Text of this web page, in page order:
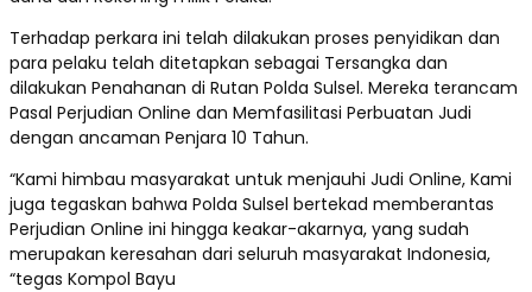
Terhadap perkara ini telah dilakukan proses penyidikan dan
para pelaku telah ditetapkan sebagai Tersangka dan
dilakukan Penahanan di Rutan Polda Sulsel. Mereka terancam
Pasal Perjudian Online dan Memfasilitasi Perbuatan Judi
dengan ancaman Penjara 10 Tahun.
“Kami himbau masyarakat untuk menjauhi Judi Online, Kami
juga tegaskan bahwa Polda Sulsel bertekad memberantas
Perjudian Online ini hingga keakar-akarnya, yang sudah
merupakan keresahan dari seluruh masyarakat Indonesia,
“tegas Kompol Bayu